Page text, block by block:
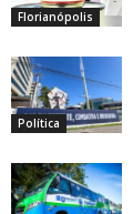
Florianópolis
Política